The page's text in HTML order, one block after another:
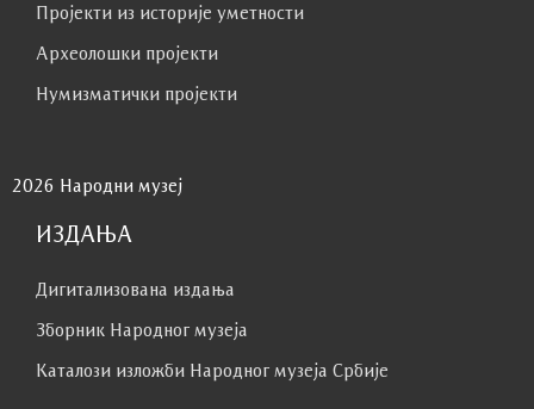
Пројекти из историје уметности
Археолошки пројекти
Нумизматички пројекти
2026 Народни музеј
ИЗДАЊА
Дигитализована издања
Зборник Народног музеја
Каталози изложби Народног музеја Србије